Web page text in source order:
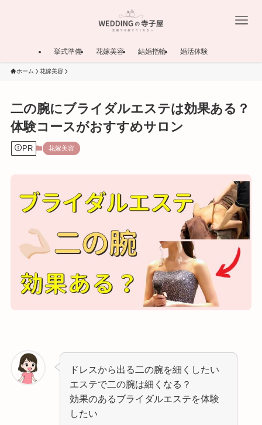
挙式準備 花嫁美容 結婚指輪 婚活体験
ホーム 花嫁美容
二の腕にブライダルエステは効果ある？
体験コースがおすすめサロン
PR 花嫁美容
ドレスから出る二の腕を細くしたい
エステで二の腕は細くなる？
効果のあるブライダルエステを体験
したい